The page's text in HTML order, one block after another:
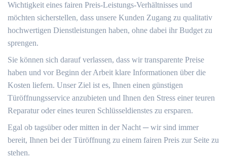
Wichtigkeit eines fairen Preis-Leistungs-Verhältnisses und
möchten sicherstellen, dass unsere Kunden Zugang zu qualitativ
hochwertigen Dienstleistungen haben, ohne dabei ihr Budget zu
sprengen.​
Sie können sich darauf verlassen, dass wir transparente Preise
haben und vor Beginn der Arbeit klare Informationen über die
Kosten liefern. Unser Ziel ist es, Ihnen einen günstigen
Türöffnungsservice anzubieten und Ihnen den Stress einer teuren
Reparatur oder eines teuren Schlüsseldienstes zu ersparen.
Egal ob tagsüber oder mitten in der Nacht ─ wir sind immer
bereit, Ihnen bei der Türöffnung zu einem fairen Preis zur Seite zu
stehen.​